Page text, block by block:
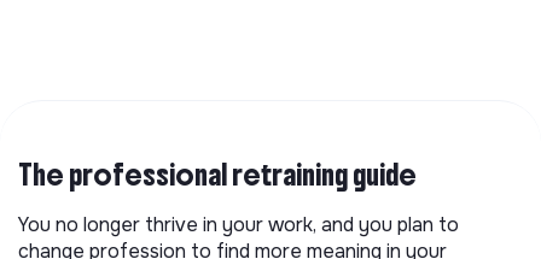
The professional retraining guide
You no longer thrive in your work, and you plan to
change profession to find more meaning in your